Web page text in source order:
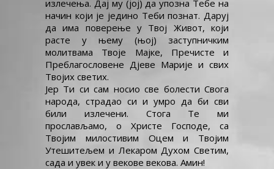
излечења. Дај му (јој) да упозна Тебе на
начин који је једино Теби познат. Даруј
да има поверење у Твој Живот, који
расте у њему (њој) заступничким
молитвама Твоје Мајке, Пречисте и
Преблагословене Дјеве Марије и свих
Твојих светих.
Јер Ти си сам носио све болести Свога
народа, страдао си и умро да би сви
били излечени. Стога Те ми
прослављамо, о Христе Господе, са
Твојим милостивим Оцем и Твојим
Утешитељем и Лекаром Духом Светим,
сада и увек и у векове векова. Амин!